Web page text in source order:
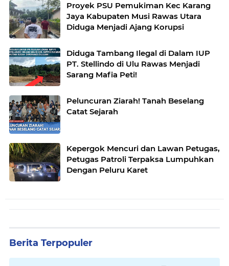
Proyek PSU Pemukiman Kec Karang
Jaya Kabupaten Musi Rawas Utara
Diduga Menjadi Ajang Korupsi
Diduga Tambang Ilegal di Dalam IUP
PT. Stellindo di Ulu Rawas Menjadi
Sarang Mafia Peti!
Peluncuran Ziarah! Tanah Beselang
Catat Sejarah
Kepergok Mencuri dan Lawan Petugas,
Petugas Patroli Terpaksa Lumpuhkan
Dengan Peluru Karet
Berita Terpopuler